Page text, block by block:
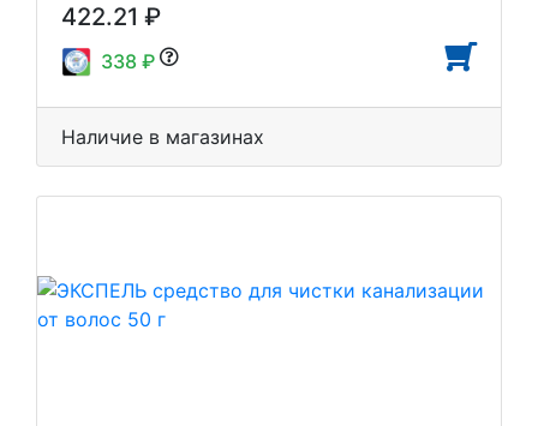
422.21 ₽
338 ₽
Наличие в магазинах